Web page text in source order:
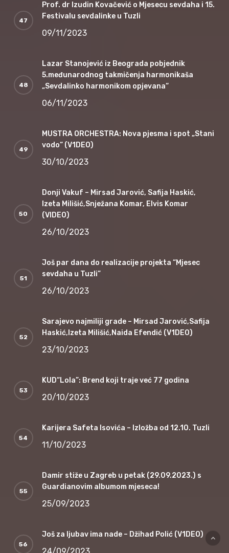
Prof. dr Izudin Kovačević o Mjesecu sevdaha i 15.
Festivalu sevdalinke u Tuzli
09/11/2023
Lazar Stanojević iz Beograda pobjednik
5.međunarodnog takmičenja harmonikaša
„Sevdalinko harmonikom opjevana“
06/11/2023
MUSTRA ORCHESTRA: Nova pjesma i spot „Stani
vodo“ (V1DEO)
30/10/2023
Donji Vakuf – Mirsad Jarović, Safija Haskić,
Izeta Milišić,Snježana Komar, Elvis Komar
(VIDEO)
26/10/2023
Još par dana do realizacije projekta “Mjesec
sevdaha u Tuzli”
26/10/2023
Sarajevo najmiliji grade – Mirsad Jarović,Safija
Haskić,Izeta Milišić,Naida Efendić (V1DEO)
23/10/2023
KUD“Lola”: Brend koji traje već 77 godina
20/10/2023
Karijera Safeta Isovića – Izložba od 12.10. Tuzli
11/10/2023
Damir stiže u Zagreb u petak (29.09.2023.) s
Guardianovim albumom mjeseca!
25/09/2023
Još za ljubav ima nade – Džihad Polić (V1DEO)